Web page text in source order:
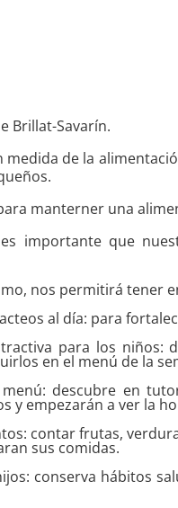
Brillat-Savarín.
de la
manterner una
importante que
nos permitirá tener
al día: para
para los
en el menú de la
descubre en
y empezarán a ver la
contar frutas,
sus comidas.
conserva hábitos